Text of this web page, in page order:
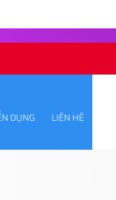
DỤNG LIÊN HỆ